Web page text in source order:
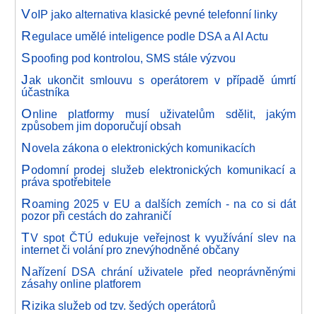
VoIP jako alternativa klasické pevné telefonní linky
Regulace umělé inteligence podle DSA a AI Actu
Spoofing pod kontrolou, SMS stále výzvou
Jak ukončit smlouvu s operátorem v případě úmrtí
účastníka
Online platformy musí uživatelům sdělit, jakým
způsobem jim doporučují obsah
Novela zákona o elektronických komunikacích
Podomní prodej služeb elektronických komunikací a
práva spotřebitele
Roaming 2025 v EU a dalších zemích - na co si dát
pozor při cestách do zahraničí
TV spot ČTÚ edukuje veřejnost k využívání slev na
internet či volání pro znevýhodněné občany
Nařízení DSA chrání uživatele před neoprávněnými
zásahy online platforem
Rizika služeb od tzv. šedých operátorů